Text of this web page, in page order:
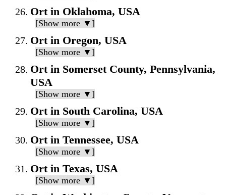
Ort in Oklahoma, USA
[Show more ▼]
Ort in Oregon, USA
[Show more ▼]
Ort in Somerset County, Pennsylvania,
USA
[Show more ▼]
Ort in South Carolina, USA
[Show more ▼]
Ort in Tennessee, USA
[Show more ▼]
Ort in Texas, USA
[Show more ▼]